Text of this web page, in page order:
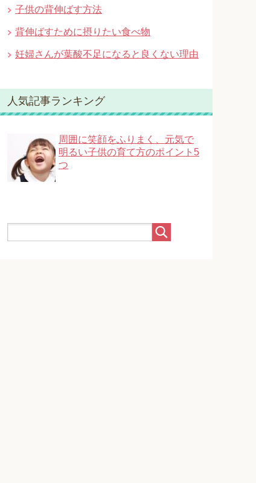
子供の背伸ばす方法
背伸ばすために摂りたい食べ物
妊婦さんが葉酸不足になると良くない理由
人気記事ランキング
周囲に笑顔をふりまく、元気で
明るい子供の育て方のポイント5
つ